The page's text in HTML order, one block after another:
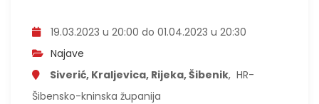
19.03.2023 u 20:00 do 01.04.2023 u 20:30
Najave
Siverić, Kraljevica, Rijeka, Šibenik, HR-
Šibensko-kninska županija